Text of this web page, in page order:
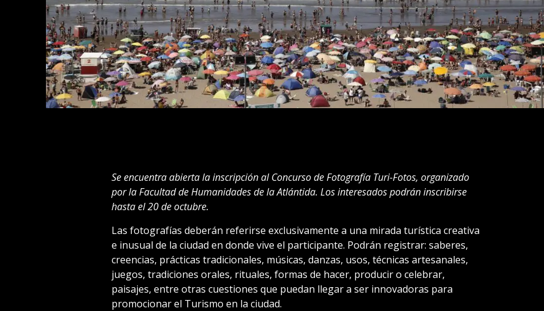
Se encuentra abierta la inscripción al Concurso de Fotografía Turi-Fotos, organizado
por la Facultad de Humanidades de la Atlántida. Los interesados podrán inscribirse
hasta el 20 de octubre.
Las fotografías deberán referirse exclusivamente a una mirada turística creativa
e inusual de la ciudad en donde vive el participante. Podrán registrar: saberes,
creencias, prácticas tradicionales, músicas, danzas, usos, técnicas artesanales,
juegos, tradiciones orales, rituales, formas de hacer, producir o celebrar,
paisajes, entre otras cuestiones que puedan llegar a ser innovadoras para
promocionar el Turismo en la ciudad.